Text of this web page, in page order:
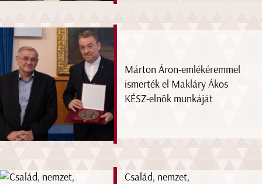
Márton Áron-emlékéremmel
ismerték el Makláry Ákos
KÉSZ-elnök munkáját
Család, nemzet,